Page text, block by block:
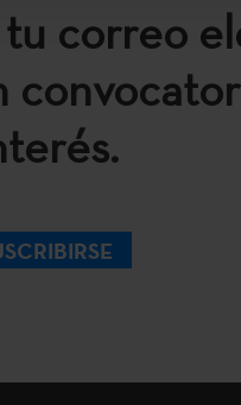
tu correo